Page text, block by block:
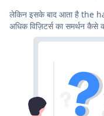
लेकिन इसके बाद आता है
अधिक विज़िटर्स का समर्थन कैसे